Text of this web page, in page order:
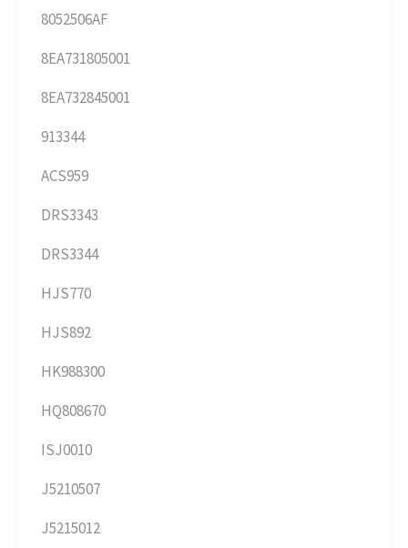
8052506AF
8EA731805001
8EA732845001
913344
ACS959
DRS3343
DRS3344
HJS770
HJS892
HK988300
HQ808670
ISJ0010
J5210507
J5215012